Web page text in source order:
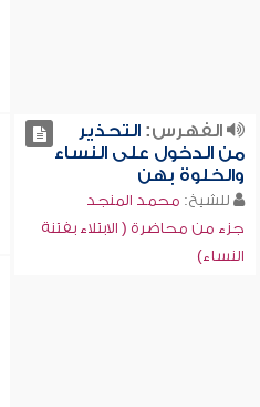
الفهرس:التحذير
من الدخول على النساء
والخلوة بهن
للشيخ: محمد المنجد
جزء من محاضرة ( الابتلاء بفتنة
النساء)